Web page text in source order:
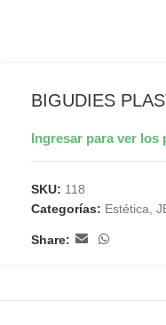
BIGUDIES
Ingresar para ver los
SKU: 118
Categorías: Estética
Share: